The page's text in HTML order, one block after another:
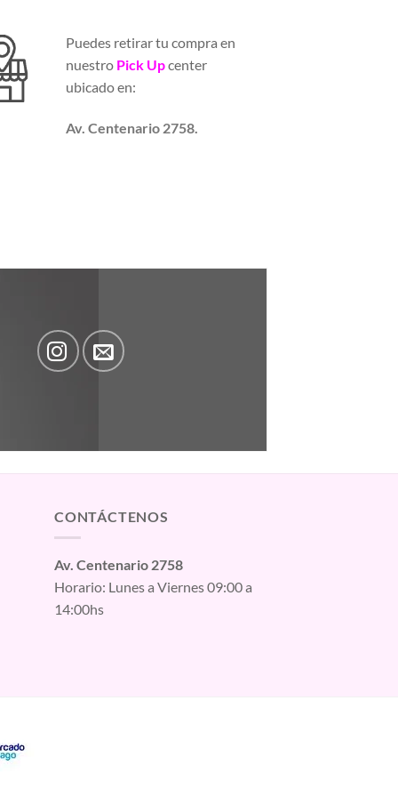
Puedes retirar tu compra en
nuestro Pick Upcenter
ubicado en:
Av. Centenario 2758.
CONTÁCTENOS
Av. Centenario 2758
Horario: Lunes a Viernes 09:00 a
14:00hs